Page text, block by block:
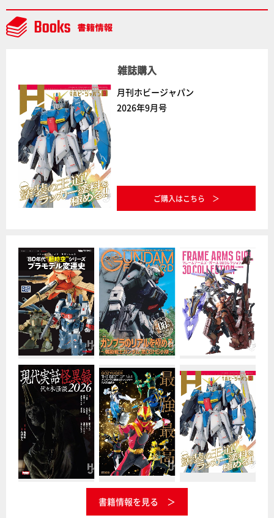
NEWITEM】
雑誌購入
月刊ホビージャパン
2026年9月号
ご購入はこちら
書籍情報を見る